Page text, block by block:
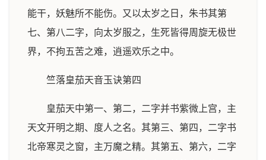
能干，妖魅所不能伤。又以太岁之日，朱书其第
七、第八二字，向太岁服之，生死皆得周旋无极世
界，不拘五苦之难，逍遥欢乐之中。
竺落皇茄天音玉诀第四
皇茄天中第一、第二，二字并书紫微上宫，主
天文开明之期、度人之名。其第三、第四，二字书
北帝寒灵之窗，主万魔之精。其第五、第六，二字